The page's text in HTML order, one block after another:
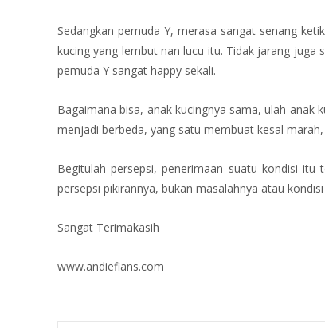
Sedangkan pemuda Y, merasa sangat senang
kucing yang lembut nan lucu itu. Tidak jarang juga
pemuda Y sangat happy sekali.
Bagaimana bisa, anak kucingnya sama, ulah
menjadi berbeda, yang satu membuat kesal
Begitulah persepsi, penerimaan suatu kondisi
persepsi pikirannya, bukan masalahnya atau
Sangat Terimakasih
www.andiefians.com